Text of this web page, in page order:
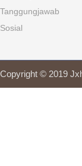
Tanggungjawab
Sosial
Copyright © 2019